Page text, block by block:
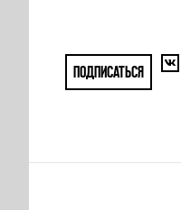
ПОДПИСАТЬСЯ